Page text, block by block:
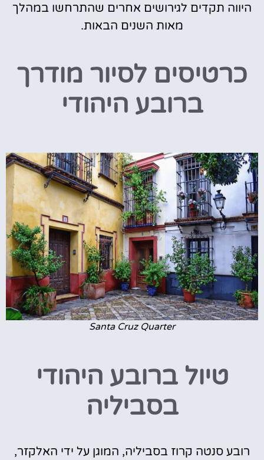
היווה תקדים לגירושים אחרים שהתרחשו במהלך
מאות השנים הבאות.
כרטיסים לסיור מודרך
ברובע היהודי
Santa Cruz Quarter
טיול ברובע היהודי
בסביליה
רובע סנטה קרוז בסביליה, המוגן על ידי האלקזר,